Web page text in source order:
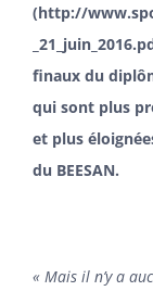
(http://
finaux du
qui sont plus
et plus
du BEESAN.
« Mais il n’y a